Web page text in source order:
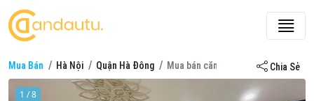
Mua Bán Hà Nội Quận Hà Đông Mua bán căn hộ, chung cư ở Chung
Chia Sẻ
1 / 8